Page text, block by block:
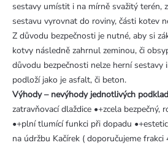
sestavy umístit i na mírně svažitý terén,
sestavu vyrovnat do roviny, části kotev
Z důvodu bezpečnosti je nutné, aby si
kotvy následně zahrnul zeminou, či
důvodu bezpečnosti nelze herní
podloží jako je asfalt, či beton.
Výhody – nevýhody jednotlivých
zatravňovací dlaždice •+zcela bezpečný,
•+plní tlumící funkci při dopadu
na údržbu Kačírek ( doporučujeme frakci